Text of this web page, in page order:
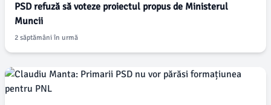
PSD refuză să voteze proiectul propus de Ministerul
Muncii
2 săptămâni în urmă